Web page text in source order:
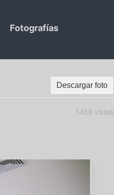
Fotografías
Descargar foto
1456 vistas